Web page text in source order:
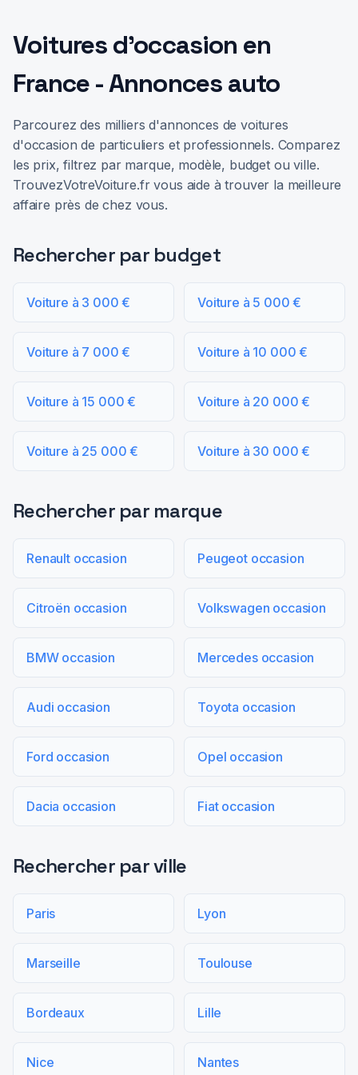
Voitures d'occasion en
France - Annonces auto
Parcourez des milliers d'annonces de voitures
d'occasion de particuliers et professionnels. Comparez
les prix, filtrez par marque, modèle, budget ou ville.
TrouvezVotreVoiture.fr vous aide à trouver la meilleure
affaire près de chez vous.
Rechercher par budget
Voiture à 3 000 € Voiture à 5 000 €
Voiture à 7 000 € Voiture à 10 000 €
Voiture à 15 000 € Voiture à 20 000 €
Voiture à 25 000 € Voiture à 30 000 €
Rechercher par marque
Renault occasion Peugeot occasion
Citroën occasion Volkswagen occasion
BMW occasion Mercedes occasion
Audi occasion Toyota occasion
Ford occasion Opel occasion
Dacia occasion Fiat occasion
Rechercher par ville
Paris Lyon
Marseille Toulouse
Bordeaux Lille
Nice Nantes